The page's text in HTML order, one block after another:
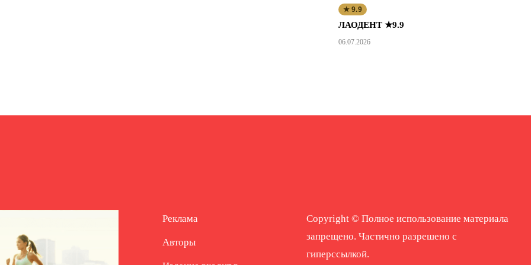
★ 9.9
ЛАОДЕНТ ★9.9
06.07.2026
Реклама
Авторы
Copyright © Полное использование материала
запрещено. Частично разрешено с
гиперссылкой.